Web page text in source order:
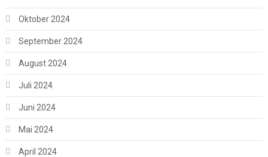
Oktober 2024
September 2024
August 2024
Juli 2024
Juni 2024
Mai 2024
April 2024